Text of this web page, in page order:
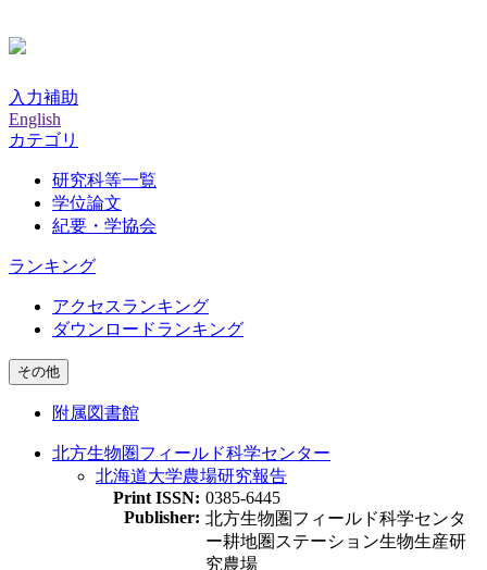
入力補助
English
カテゴリ
研究科等一覧
学位論文
紀要・学協会
ランキング
アクセスランキング
ダウンロードランキング
その他
附属図書館
北方生物圏フィールド科学センター
北海道大学農場研究報告
Print ISSN: 0385-6445
Publisher: 北方生物圏フィールド科学センタ
ー耕地圏ステーション生物生産研
究農場